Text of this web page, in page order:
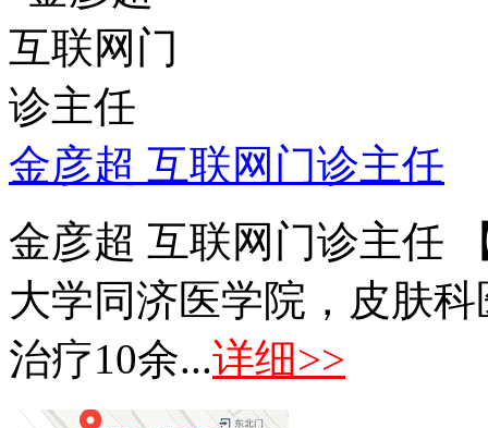
金彦超 互联网门诊主任
金彦超 互联网门诊主任
大学同济医学院，皮肤
治疗10余...详细>>